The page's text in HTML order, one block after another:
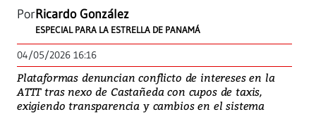
PorRicardo González
ESPECIAL PARA LA ESTRELLA DE PANAMÁ
04/05/2026 16:16
Plataformas denuncian conflicto de intereses en la
ATTT tras nexo de Castañeda con cupos de taxis,
exigiendo transparencia y cambios en el sistema